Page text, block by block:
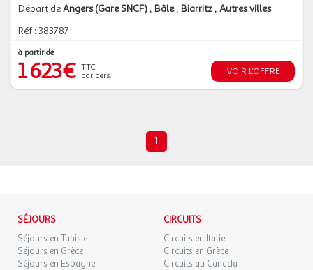
Départ deAngers (Gare SNCF) Bâle Biarritz Autres villes
Réf : 383787
à partir de
1 623€ TTC
par pers.
VOIR L'OFFRE
1
SÉJOURS
Séjours en Tunisie
Séjours en Grèce
Séjours en Espagne
CIRCUITS
Circuits en Italie
Circuits en Grèce
Circuits au Canada